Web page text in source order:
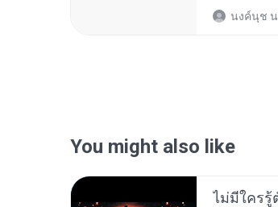
นงค์นุช น.
You might also like